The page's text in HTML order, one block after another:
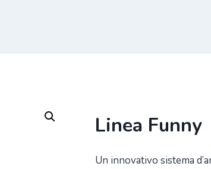
Linea Funny
Un innovativo sistema